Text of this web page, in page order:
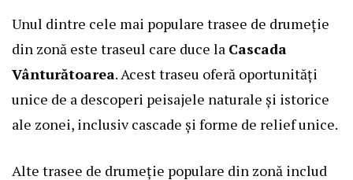
Unul dintre cele mai populare trasee de drumeție
din zonă este traseul care duce la Cascada
Vânturătoarea. Acest traseu oferă oportunități
unice de a descoperi peisajele naturale și istorice
ale zonei, inclusiv cascade și forme de relief unice.
Alte trasee de drumeție populare din zonă includ